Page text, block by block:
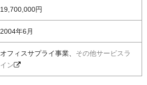
19,700,000円
2004年6月
オフィスサプライ事業、 その他サービスラ
イン